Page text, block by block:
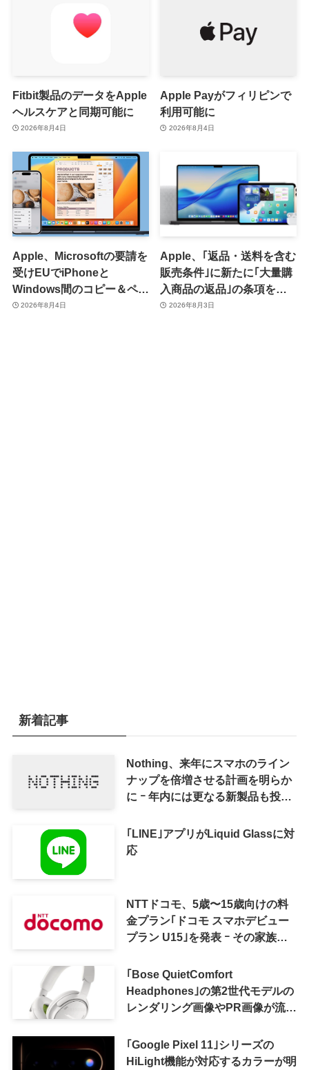
Fitbit製品のデータをApple
ヘルスケアと同期可能に
2026年8月4日
Apple Payがフィリピンで
利用可能に
2026年8月4日
Apple、Microsoftの要請を
受けEUでiPhoneと
Windows間のコピー＆ペー
スト機能を提供へ
2026年8月4日
Apple、｢返品・送料を含む
販売条件｣に新たに｢大量購
入商品の返品｣の条項を追
加 ｰ 大量購入商品の返品に
2026年8月3日
新着記事
Nothing、来年にスマホのライン
ナップを倍増させる計画を明らか
に ｰ 年内には更なる新製品も投入
｢LINE｣アプリがLiquid Glassに対
応
NTTドコモ、5歳〜15歳向けの料
金プラン｢ドコモ スマホデビュー
プラン U15｣を発表 ｰ その家族が
｢Bose QuietComfort
Headphones｣の第2世代モデルの
レンダリング画像やPR画像が流出
｢Google Pixel 11｣シリーズの
HiLight機能が対応するカラーが明